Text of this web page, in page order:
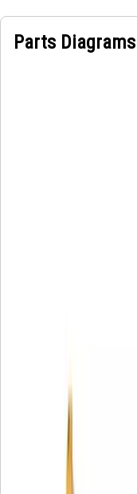
Parts Diagrams